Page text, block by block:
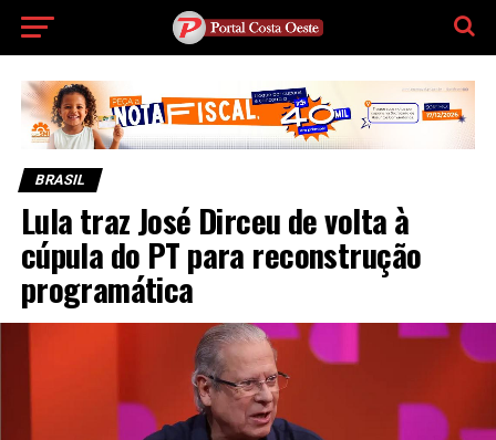
BRASIL
Lula traz José Dirceu de volta à
cúpula do PT para reconstrução
programática